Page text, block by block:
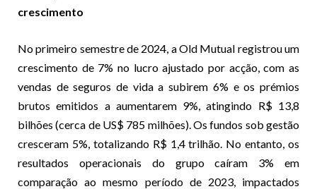
crescimento
No primeiro semestre de 2024, a Old Mutual registrou um
crescimento de 7% no lucro ajustado por acção, com as
vendas de seguros de vida a subirem 6% e os prémios
brutos emitidos a aumentarem 9%, atingindo R$ 13,8
bilhões (cerca de US$ 785 milhões). Os fundos sob gestão
cresceram 5%, totalizando R$ 1,4 trilhão. No entanto, os
resultados operacionais do grupo caíram 3% em
comparação ao mesmo período de 2023, impactados